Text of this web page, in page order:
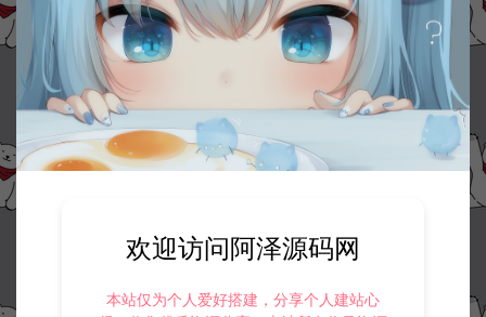
欢迎访问阿泽源码网
本站仅为个人爱好搭建，分享个人建站心